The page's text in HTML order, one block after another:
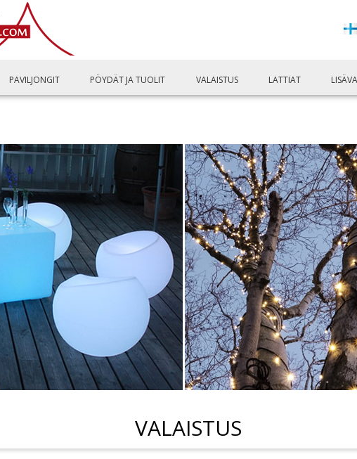
PAVILJONGIT PÖYDÄT JA TUOLIT VALAISTUS LATTIAT
VALAISTUS